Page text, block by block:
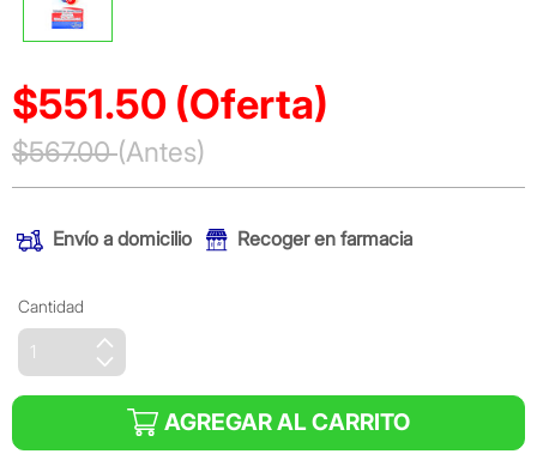
$551.50 (Oferta)
Precio reducido de
$567.00(Antes)
Envío a domicilio Recoger en farmacia
Cantidad
AGREGAR AL CARRITO